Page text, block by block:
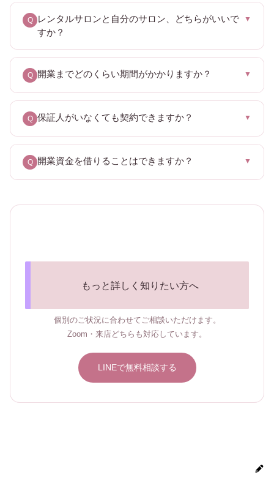
Q
レンタルサロンと自分のサロン、どちらがいいで
すか？
▼
Q 開業までどのくらい期間がかかりますか？ ▼
Q 保証人がいなくても契約できますか？ ▼
Q 開業資金を借りることはできますか？ ▼
もっと詳しく知りたい方へ
個別のご状況に合わせてご相談いただけます。
Zoom・来店どちらも対応しています。
LINEで無料相談する